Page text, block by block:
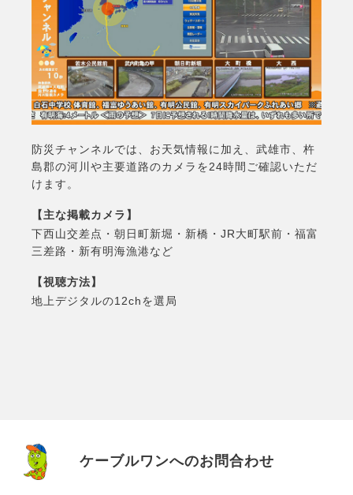
防災チャンネルでは、お天気情報に加え、武雄市、杵
島郡の河川や主要道路のカメラを24時間ご確認いただ
けます。
【主な掲載カメラ】
下西山交差点・朝日町新堀・新橋・JR大町駅前・福富
三差路・新有明海漁港など
【視聴方法】
地上デジタルの12chを選局
ケーブルワンへのお問合わせ